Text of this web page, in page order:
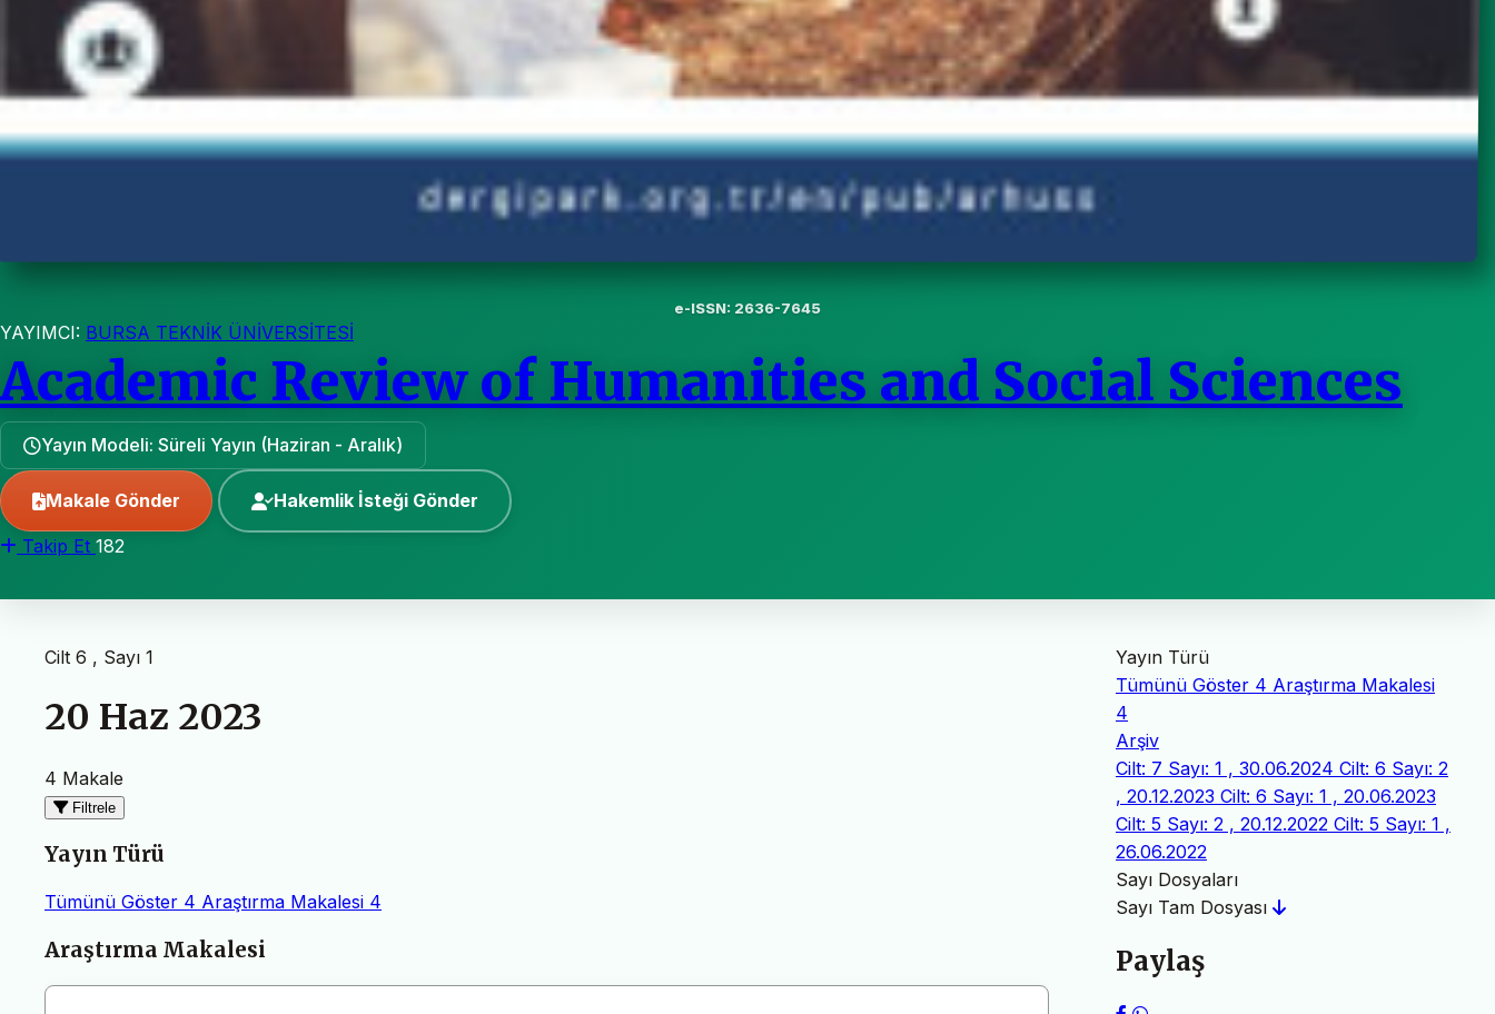
e-ISSN: 2636-7645
YAYIMCI: BURSA TEKNİK ÜNİVERSİTESİ
Academic Review of Humanities and Social Sciences
Yayın Modeli: Süreli Yayın (Haziran - Aralık)
Makale Gönder Hakemlik İsteği Gönder
Takip Et 182
Cilt 6 , Sayı 1
20 Haz 2023
4 Makale
Filtrele
Yayın Türü
Tümünü Göster 4 Araştırma Makalesi 4
Makaleler
Araştırma Makalesi
Yayın Türü
Tümünü Göster 4 Araştırma Makalesi
4
Arşiv
Cilt: 7 Sayı: 1 , 30.06.2024 Cilt: 6 Sayı: 2
, 20.12.2023 Cilt: 6 Sayı: 1 , 20.06.2023
Cilt: 5 Sayı: 2 , 20.12.2022 Cilt: 5 Sayı: 1 ,
26.06.2022
Sayı Dosyaları
Sayı Tam Dosyası
Paylaş